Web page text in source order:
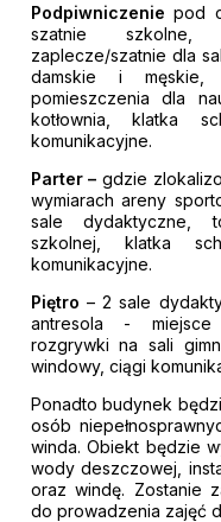
Podpiwniczenie pod
szatnie szkolne,
zaplecze/szatnie dla
damskie i męskie,
pomieszczenia dla
kotłownia, klatka
komunikacyjne.
Parter – gdzie
wymiarach areny
sale dydaktyczne,
szkolnej, klatka
komunikacyjne.
Piętro – 2 sale
antresola - miejsce
rozgrywki na sali
windowy, ciągi
Ponadto budynek
osób
winda. Obiekt będzie
wody deszczowej,
oraz windę. Zostanie
do prowadzenia zajęć